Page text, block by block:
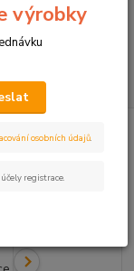
Menu
výrobky
osobních údajů.
registrace.